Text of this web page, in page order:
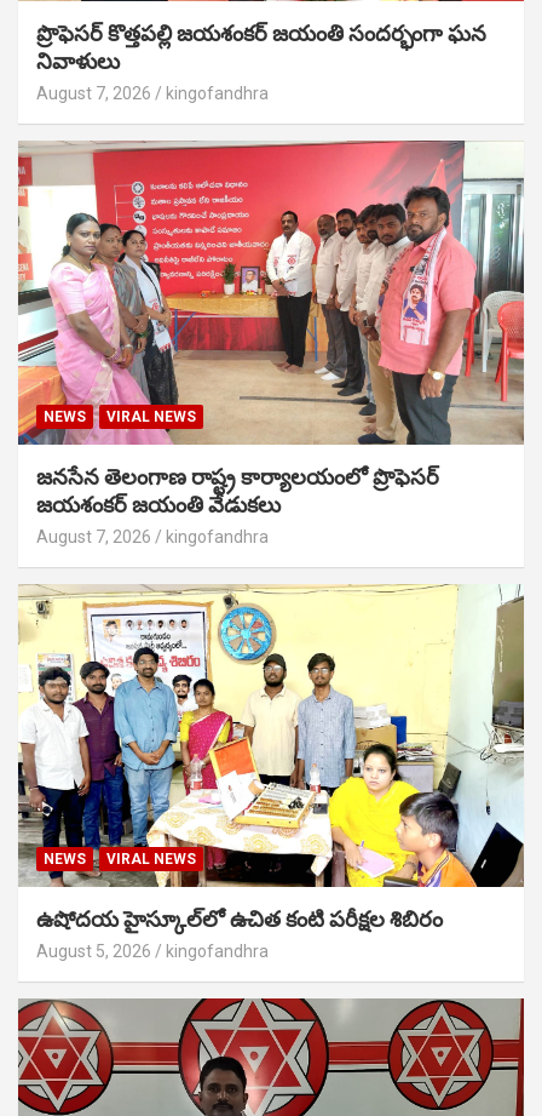
ప్రొఫెసర్ కొత్తపల్లి జయశంకర్ జయంతి సందర్భంగా ఘన
నివాళులు
August 7, 2026 kingofandhra
NEWS VIRAL NEWS
జనసేన తెలంగాణ రాష్ట్ర కార్యాలయంలో ప్రొఫెసర్
జయశంకర్ జయంతి వేడుకలు
August 7, 2026 kingofandhra
NEWS VIRAL NEWS
ఉషోదయ హైస్కూల్‌లో ఉచిత కంటి పరీక్షల శిబిరం
August 5, 2026 kingofandhra